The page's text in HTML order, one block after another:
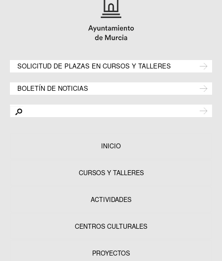
SOLICITUD DE PLAZAS EN CURSOS Y TALLERES
BOLETÍN DE NOTICIAS
INICIO
CURSOS Y TALLERES
ACTIVIDADES
CENTROS CULTURALES
PROYECTOS